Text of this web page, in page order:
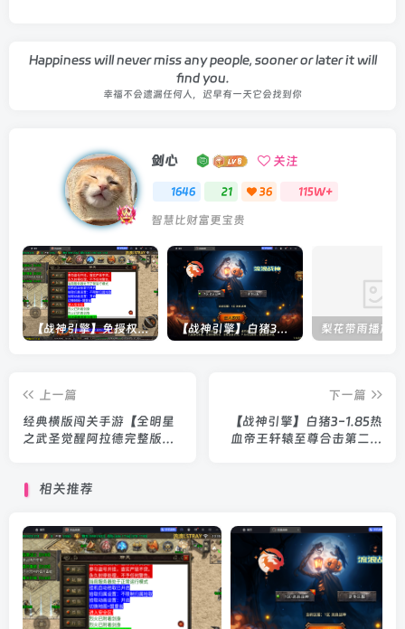
Happiness will never miss any people, sooner or later it will
find you.
幸福不会遗漏任何人，迟早有一天它会找到你
剑心 关注
1646 21 36 115W+
智慧比财富更宝贵
【战神引擎】免授权-原生 [全屏自动拾取] 插件 + 配置教程（更新修复版，具体自测） 【战神引擎】白猪3-流浪战神3神技8大陆全屏拾取版特色服务端+生肖+转生+秘境+神魔+双端+教程(更新眼神拾取)
上一篇
经典横版闯关手游【全明星
之武圣觉醒阿拉德完整版】
下一篇
【战神引擎】白猪3-1.85热
血帝王轩辕至尊合击第二版
相关推荐